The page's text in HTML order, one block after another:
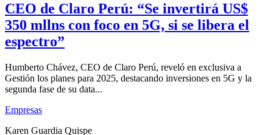
CEO de Claro Perú: “Se invertirá US$
350 mllns con foco en 5G, si se libera el
espectro”
Humberto Chávez, CEO de Claro Perú, reveló en exclusiva a
Gestión los planes para 2025, destacando inversiones en 5G y la
segunda fase de su data...
Empresas
Karen Guardia Quispe